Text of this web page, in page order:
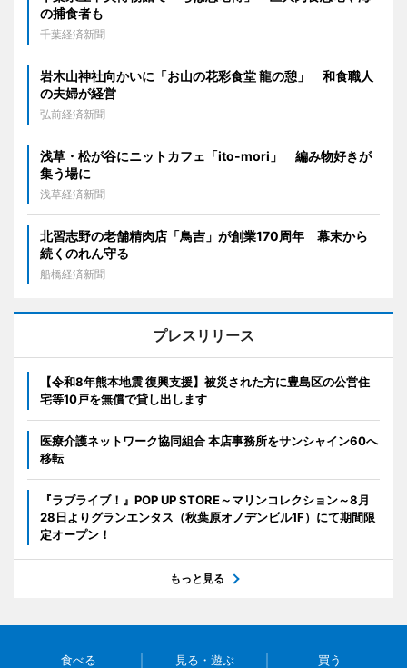
の捕食者も
千葉経済新聞
岩木山神社向かいに「お山の花彩食堂 龍の憩」 和食職人
の夫婦が経営
弘前経済新聞
浅草・松が谷にニットカフェ「ito-mori」 編み物好きが
集う場に
浅草経済新聞
北習志野の老舗精肉店「鳥吉」が創業170周年 幕末から
続くのれん守る
船橋経済新聞
プレスリリース
【令和8年熊本地震 復興支援】被災された方に豊島区の公営住
宅等10戸を無償で貸し出します
医療介護ネットワーク協同組合 本店事務所をサンシャイン60へ
移転
『ラブライブ！』POP UP STORE～マリンコレクション～8月
28日よりグランエンタス（秋葉原オノデンビル1F）にて期間限
定オープン！
もっと見る
食べる 見る・遊ぶ 買う